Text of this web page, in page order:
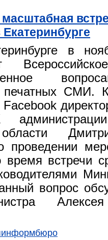
в
печатных СМИ.
проведении
встречи
вопрос